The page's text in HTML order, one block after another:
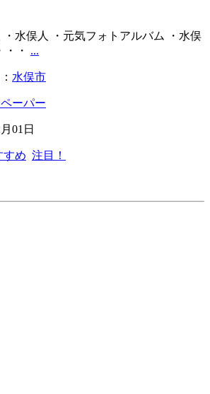
・水俣人 ・元気フォトアルバム ・水俣
・ ...
水俣市
ーパー
01日
すめ 注目！